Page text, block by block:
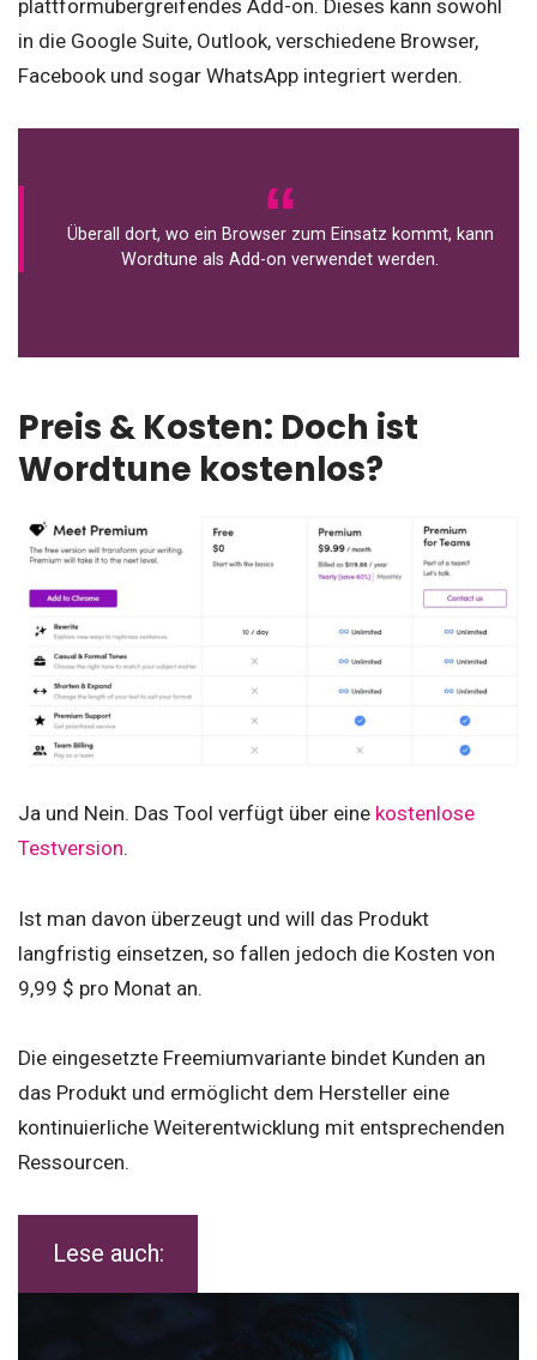
plattformübergreifendes Add-on. Dieses kann sowohl
in die Google Suite, Outlook, verschiedene Browser,
Facebook und sogar WhatsApp integriert werden.
Überall dort, wo ein Browser zum Einsatz kommt, kann
Wordtune als Add-on verwendet werden.
Preis & Kosten: Doch ist
Wordtune kostenlos?
Ja und Nein. Das Tool verfügt über eine kostenlose
Testversion.
Ist man davon überzeugt und will das Produkt
langfristig einsetzen, so fallen jedoch die Kosten von
9,99 $ pro Monat an.
Die eingesetzte Freemiumvariante bindet Kunden an
das Produkt und ermöglicht dem Hersteller eine
kontinuierliche Weiterentwicklung mit entsprechenden
Ressourcen.
Lese auch: